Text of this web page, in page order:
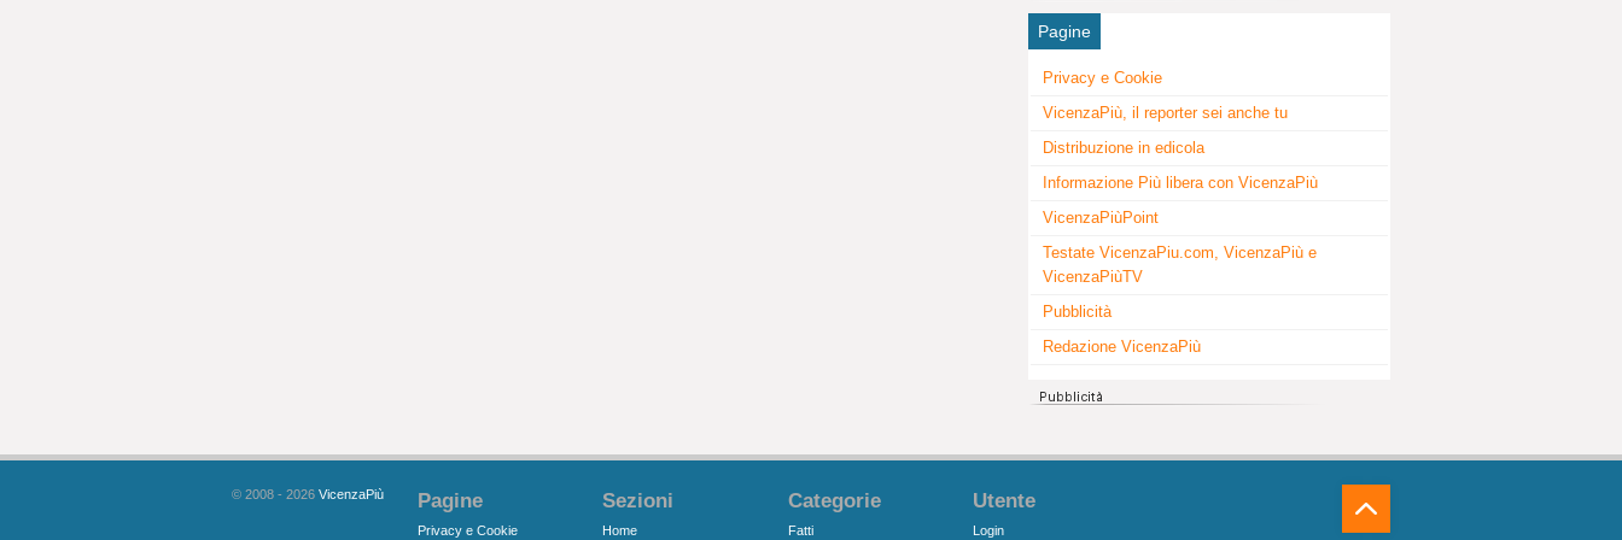
Pagine
Privacy e Cookie
VicenzaPiù, il reporter sei anche tu
Distribuzione in edicola
Informazione Più libera con VicenzaPiù
VicenzaPiùPoint
Testate VicenzaPiu.com, VicenzaPiù e
VicenzaPiùTV
Pubblicità
Redazione VicenzaPiù
© 2008 - 2026 VicenzaPiù Pagine
Privacy e Cookie
Sezioni
Home
Categorie
Fatti
Utente
Login